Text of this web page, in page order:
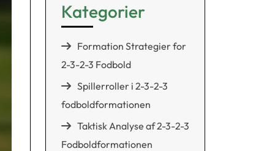
Kategorier
Formation Strategier for
2-3-2-3 Fodbold
Spillerroller i 2-3-2-3
fodboldformationen
Taktisk Analyse af 2-3-2-3
Fodboldformationen